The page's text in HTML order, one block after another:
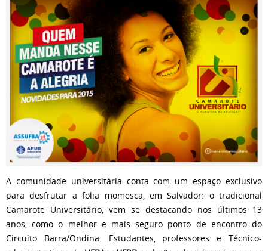
A comunidade universitária conta com um espaço exclusivo
para desfrutar a folia momesca, em Salvador: o tradicional
Camarote Universitário, vem se destacando nos últimos 13
anos, como o melhor e mais seguro ponto de encontro do
Circuito Barra/Ondina. Estudantes, professores e Técnico-